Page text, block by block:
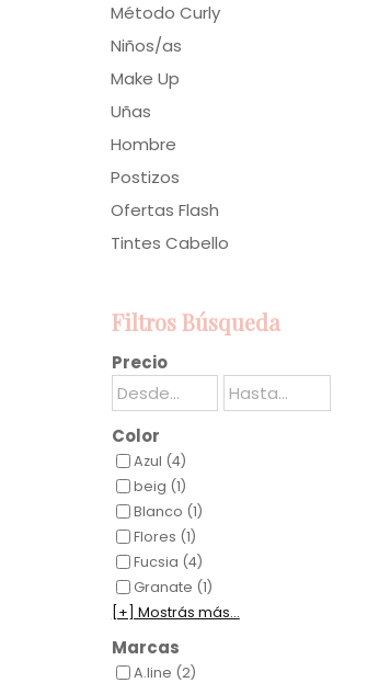
Método Curly
Niños/as
Make Up
Uñas
Hombre
Postizos
Ofertas Flash
Tintes Cabello
Filtros Búsqueda
Precio
Color
Azul (4)
beig (1)
Blanco (1)
Flores (1)
Fucsia (4)
Granate (1)
[+] Mostrás más...
Marcas
A.line (2)